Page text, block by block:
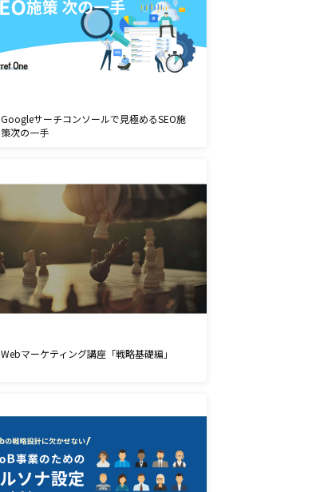
Googleサーチコンソールで見極めるSEO施
策次の一手
Webマーケティング講座「戦略基礎編」